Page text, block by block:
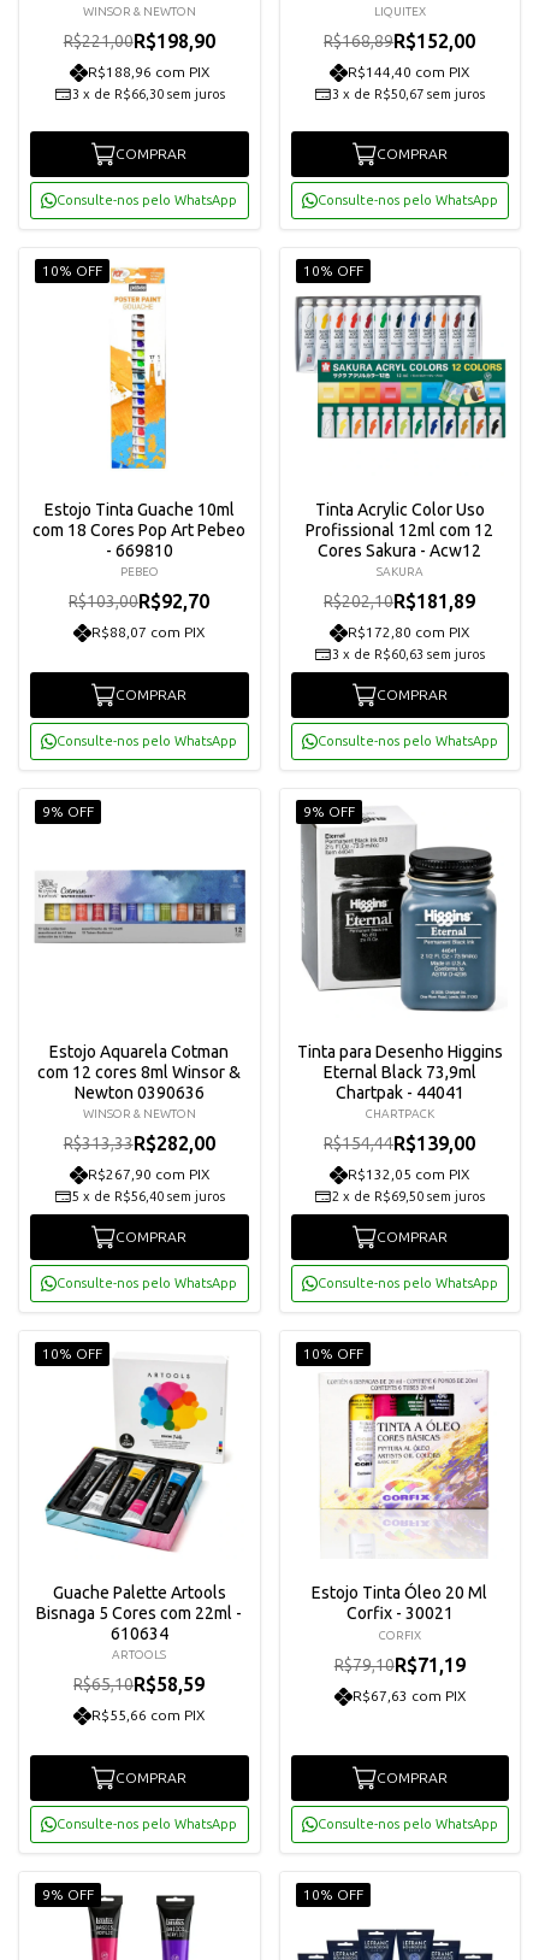
WINSOR & NEWTON
R$221,00R$198,90
R$188,96 com PIX
3 x de R$66,30 sem juros
COMPRAR
Consulte-nos pelo WhatsApp
LIQUITEX
R$168,89R$152,00
R$144,40 com PIX
3 x de R$50,67 sem juros
COMPRAR
Consulte-nos pelo WhatsApp
10% OFF
Estojo Tinta Guache 10ml
com 18 Cores Pop Art Pebeo
- 669810
PEBEO
R$103,00R$92,70
R$88,07 com PIX
COMPRAR
Consulte-nos pelo WhatsApp
10% OFF
Tinta Acrylic Color Uso
Profissional 12ml com 12
Cores Sakura - Acw12
SAKURA
R$202,10R$181,89
R$172,80 com PIX
3 x de R$60,63 sem juros
COMPRAR
Consulte-nos pelo WhatsApp
9% OFF
Estojo Aquarela Cotman
com 12 cores 8ml Winsor &
Newton 0390636
WINSOR & NEWTON
R$313,33R$282,00
R$267,90 com PIX
5 x de R$56,40 sem juros
COMPRAR
Consulte-nos pelo WhatsApp
9% OFF
Tinta para Desenho Higgins
Eternal Black 73,9ml
Chartpak - 44041
CHARTPACK
R$154,44R$139,00
R$132,05 com PIX
2 x de R$69,50 sem juros
COMPRAR
Consulte-nos pelo WhatsApp
10% OFF
Guache Palette Artools
Bisnaga 5 Cores com 22ml -
610634
ARTOOLS
R$65,10R$58,59
R$55,66 com PIX
COMPRAR
Consulte-nos pelo WhatsApp
10% OFF
Estojo Tinta Óleo 20 Ml
Corfix - 30021
CORFIX
R$79,10R$71,19
R$67,63 com PIX
COMPRAR
Consulte-nos pelo WhatsApp
9% OFF 10% OFF